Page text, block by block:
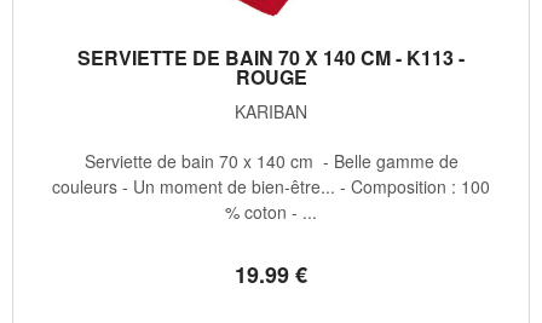
SERVIETTE DE BAIN 70 X 140 CM - K113 -
ROUGE
KARIBAN
19.99€
Serviette de bain 70 x 140 cm - Belle gamme de
couleurs - Un moment de bien-être... - Composition : 100
% coton - ...